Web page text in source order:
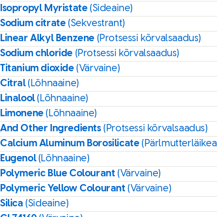
Isopropyl Myristate (Sideaine)
Sodium citrate (Sekvestrant)
Linear Alkyl Benzene (Protsessi kõrvalsaadus)
Sodium chloride (Protsessi kõrvalsaadus)
Titanium dioxide (Värvaine)
Citral(Lõhnaaine)
Linalool(Lõhnaaine)
Limonene (Lõhnaaine)
And Other Ingredients (Protsessi kõrvalsaadus)
Calcium Aluminum Borosilicate
Eugenol(Lõhnaaine)
Polymeric Blue Colourant (Värvaine)
Polymeric Yellow Colourant (Värvaine)
Silica (Sideaine)